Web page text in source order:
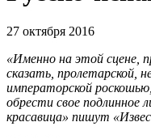
27 октября 2016
«Именно на этой сцене,
сказать, пролетарской,
императорской
обрести свое подлинное
красавица» пишут